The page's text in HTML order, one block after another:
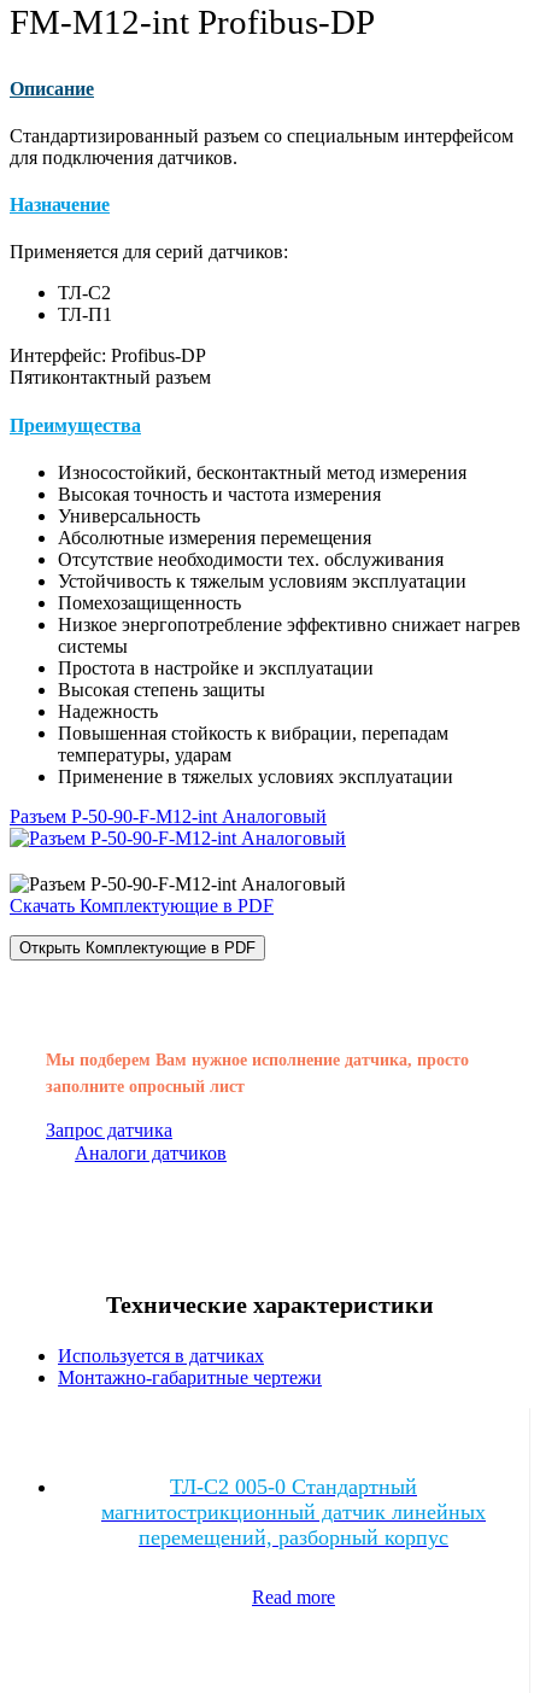
FM-M12-int Profibus-DP
Описание
Стандартизированный разъем со специальным интерфейсом
для подключения датчиков.
Назначение
Применяется для серий датчиков:
ТЛ-С2
ТЛ-П1
Интерфейс: Profibus-DP
Пятиконтактный разъем
Преимущества
Износостойкий, бесконтактный метод измерения
Высокая точность и частота измерения
Универсальность
Абсолютные измерения перемещения
Отсутствие необходимости тех. обслуживания
Устойчивость к тяжелым условиям эксплуатации
Помехозащищенность
Низкое энергопотребление эффективно снижает нагрев
системы
Простота в настройке и эксплуатации
Высокая степень защиты
Надежность
Повышенная стойкость к вибрации, перепадам
температуры, ударам
Применение в тяжелых условиях эксплуатации
Разъем Р-50-90-F-М12-int Аналоговый
Скачать Комплектующие в PDF
Открыть Комплектующие в PDF
Мы подберем Вам нужное исполнение датчика, просто
заполните опросный лист
Запрос датчика
Аналоги датчиков
Технические характеристики
Используется в датчиках
Монтажно-габаритные чертежи
ТЛ-C2 005-0 Стандартный
магнитострикционный датчик линейных
перемещений, разборный корпус
Read more